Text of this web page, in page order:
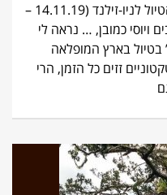
מתוך דברים שנאמרו בערב סיום הטיול לניו-זילנד (14.11.19 –
ויוסי כמובן, … נראה לי
בטיול בארץ המופלאה
זזים כל הזמן, הרי